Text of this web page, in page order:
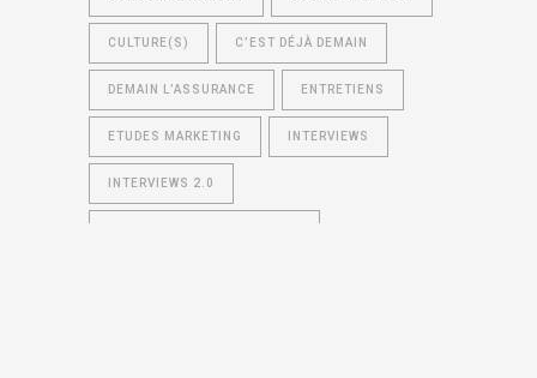
CULTURE(S) C’EST DÉJÀ DEMAIN
DEMAIN L’ASSURANCE ENTRETIENS
ETUDES MARKETING INTERVIEWS
INTERVIEWS 2.0